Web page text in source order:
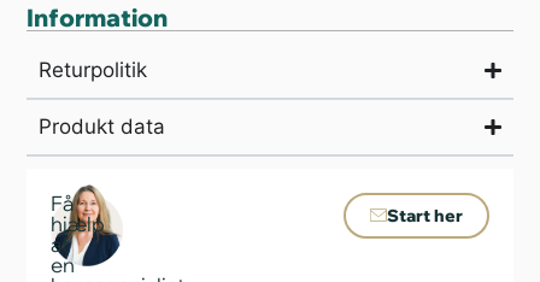
Information
Returpolitik
Produkt data
Få
hjælp
af
en
Start her